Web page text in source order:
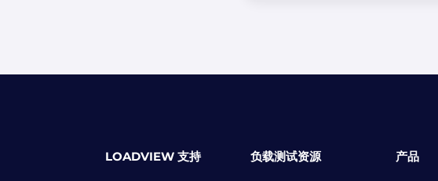
LOADVIEW 支持 负载测试资源 产品